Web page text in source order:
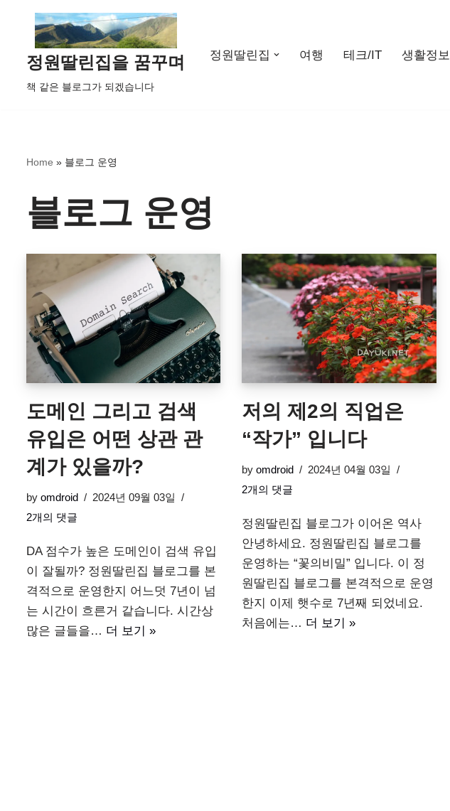
정원딸린집을 꿈꾸며
책 같은 블로그가 되겠습니다
정원딸린집 여행 테크/IT 생활정보
Home » 블로그 운영
블로그 운영
도메인 그리고 검색
유입은 어떤 상관 관
계가 있을까?
by omdroid
2024년 09월 03일
2개의 댓글
DA 점수가 높은 도메인이 검색 유입
이 잘될까? 정원딸린집 블로그를 본
격적으로 운영한지 어느덧 7년이 넘
는 시간이 흐른거 같습니다. 시간상
많은 글들을… 더 보기 »
저의 제2의 직업은
“작가” 입니다
byomdroid
2024년 04월 03일
2개의 댓글
정원딸린집 블로그가 이어온 역사
안녕하세요. 정원딸린집 블로그를
운영하는 “꽃의비밀” 입니다. 이 정
원딸린집 블로그를 본격적으로 운영
한지 이제 햇수로 7년째 되었네요.
처음에는… 더 보기 »